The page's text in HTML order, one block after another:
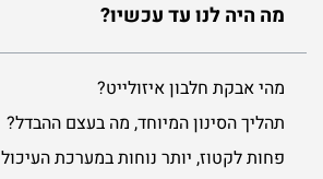
מה היה לנו עד עכשיו?
מהי אבקת חלבון איזולייט?
תהליך הסינון המיוחד, מה בעצם ההבדל?
פחות לקטוז, יותר נוחות במערכת העיכול